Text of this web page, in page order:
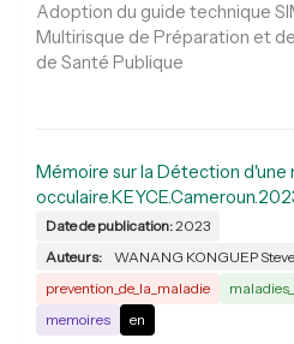
Adoption du guide technique
Multirisque de Préparation et
de Santé Publique
Mémoire sur la Détection d'une
Date de publication:2023
Auteurs:
WANANG KONGUEP
prevention_de_la_maladie
memoires
en